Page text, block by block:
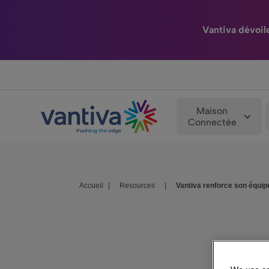
Vantiva
Maison
Connectée
Accueil Resources Vantiva renforce son